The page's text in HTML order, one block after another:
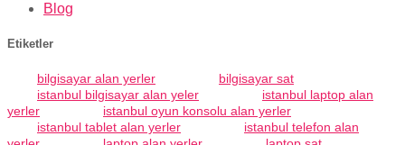
Blog
Etiketler
bilgisayar alan yerler
bilgisayar sat
istanbul bilgisayar alan yeler
istanbul laptop alan
yerler
istanbul oyun konsolu alan yerler
istanbul tablet alan yerler
istanbul telefon alan